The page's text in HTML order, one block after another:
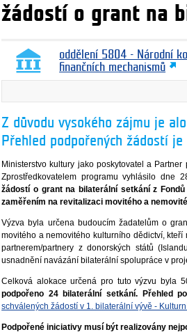
žádostí o grant na
oddělení 5804 - Národní
finančních mechanismů
Z důvodu vysokého zájmu je
Přehled podpořených žádostí
Ministerstvo kultury jako poskytovatel a
Zprostředkovatelem programu vyhlásilo dne
žádostí o grant na bilaterální setkání z
zaměřením na revitalizaci movitého a
Výzva byla určena budoucím žadatelům o
movitého a nemovitého kulturního dědictví,
partnerem/partnery z donorských států
usnadnění navázání bilaterální spolupráce v
Celková alokace určená pro tuto výzvu byla
podpořeno 24 bilaterální setkání. Přehled
schválených žádostí v 1. bilaterální vývě -
Podpořené iniciativy musí být realizovány